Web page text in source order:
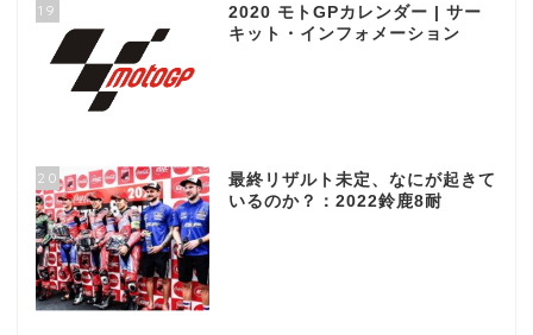
19
2020 モトGPカレンダー | サー
キット・インフォメーション
20
最終リザルト未定、なにが起きて
いるのか？：2022鈴鹿8耐